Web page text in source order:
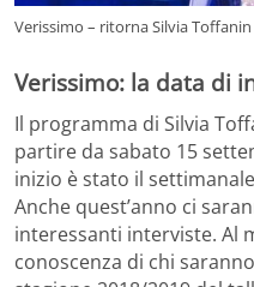
Verissimo – ritorna Silvia Toffanin
Verissimo: la data di
Il programma di Silvia
partire da sabato 15
inizio è stato il settimanale
Anche quest’anno ci
interessanti interviste. Al
conoscenza di chi